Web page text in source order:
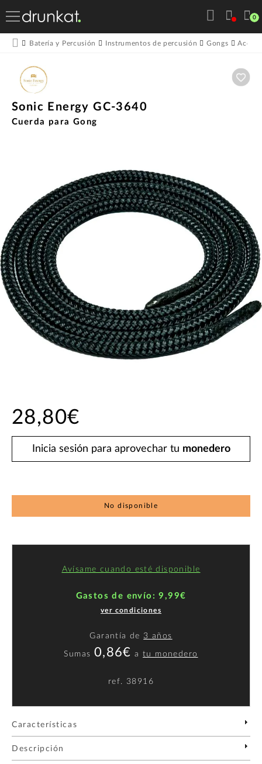
0
Batería y Percusión Instrumentos de percusión Gongs
Sonic Energy GC-3640
Cuerda para Gong
28,80€
Inicia sesión para aprovechar tu monedero
No disponible
Avísame cuando esté disponible
Gastos de envío: 9,99€
ver condiciones
Garantía de 3 años
Sumas 0,86€ atu monedero
ref. 38916
Características
Descripción